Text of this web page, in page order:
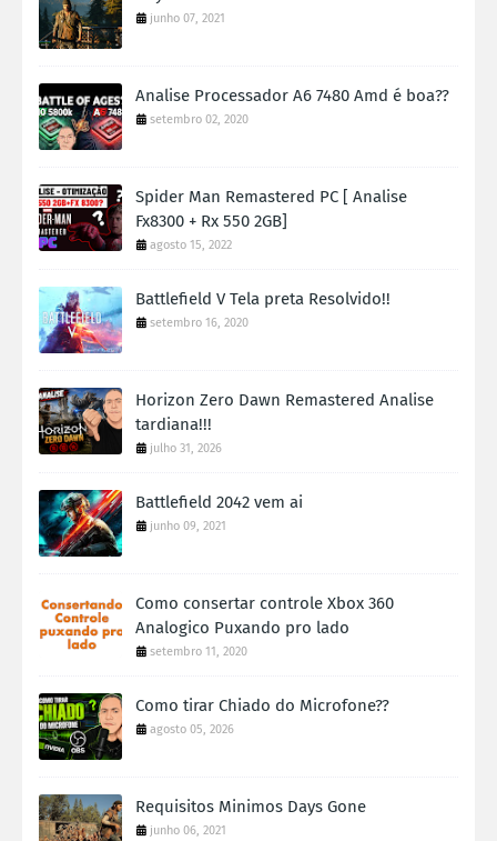
junho 07, 2021
Analise Processador A6 7480 Amd é boa??
setembro 02, 2020
Spider Man Remastered PC [ Analise
Fx8300 + Rx 550 2GB]
agosto 15, 2022
Battlefield V Tela preta Resolvido!!
setembro 16, 2020
Horizon Zero Dawn Remastered Analise
tardiana!!!
julho 31, 2026
Battlefield 2042 vem ai
junho 09, 2021
Como consertar controle Xbox 360
Analogico Puxando pro lado
setembro 11, 2020
Como tirar Chiado do Microfone??
agosto 05, 2026
Requisitos Minimos Days Gone
junho 06, 2021